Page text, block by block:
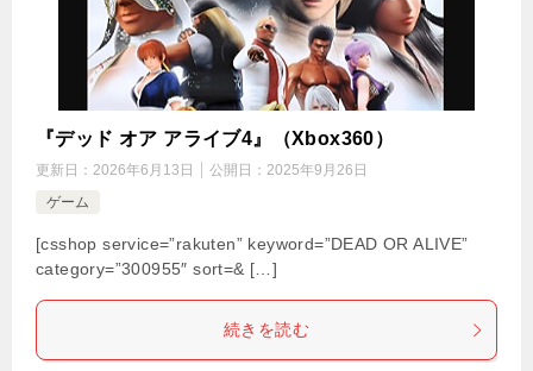
『デッド オア アライブ4』（Xbox360）
更新日： 2026年6月13日 公開日： 2025年9月26日
ゲーム
[csshop service=”rakuten” keyword=”DEAD OR ALIVE”
category=”300955″ sort=& […]
続きを読む